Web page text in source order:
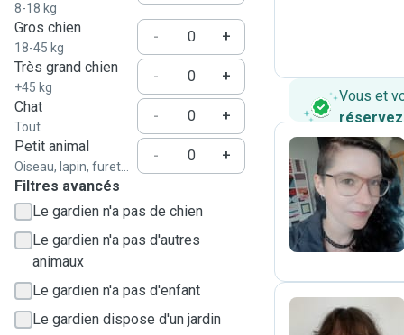
8-18 kg
Gros chien
18-45 kg
-
+
Très grand chien
+45 kg
-
+
Chat
Tout
-
+
Petit animal
Oiseau, lapin, furet...
-
+
Filtres avancés
Le gardien n'a pas de chien
Le gardien n'a pas d'autres
animaux
Le gardien n'a pas d'enfant
Le gardien dispose d'un jardin
Vous et
réservez
K